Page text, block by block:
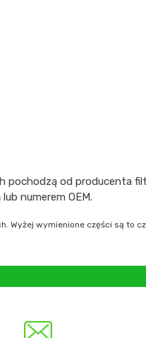
od producenta
numerem OEM.
Wyżej wymienione części są to